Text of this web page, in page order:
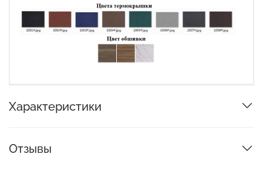
Характеристики
Отзывы